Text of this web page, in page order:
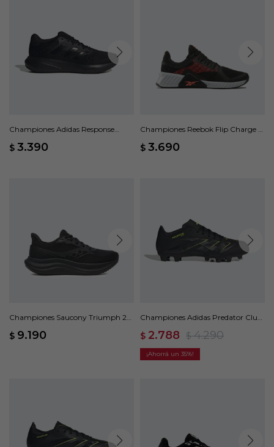
Championes Adidas Response
$ 3.390
Championes Reebok Flip Charge -
$ 3.690
Championes Saucony Triumph 23
$ 9.190
Championes Adidas Predator Club
$ 2.788 $ 4.290
35